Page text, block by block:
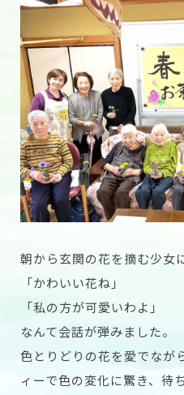
朝から玄関の花を摘む少女
「かわいい花ね」
「私の方が可愛いわよ」
なんて会話が弾みました。
色とりどりの花を愛でなが
ィーで色の変化に驚き、待